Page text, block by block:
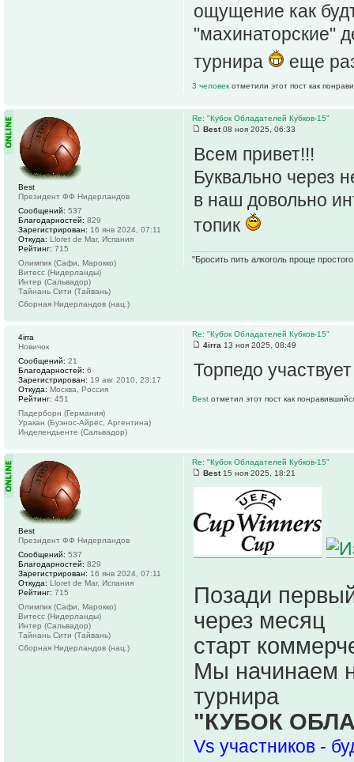
ощущение как
"махинаторские"
турнира
еще
3 человек отметили этот пост как
Re: "Кубок Обладателей Кубков-15"
Best08 ноя 2025, 06:33
Всем привет!!!
Буквально через
в наш довольно
топик
"Бросить пить алкоголь проще
Best
Президент ФФ Нидерландов
Сообщений: 537
Благодарностей: 829
Зарегистрирован: 16 янв 2024, 07:11
Откуда: Lloret de Mar, Испания
Рейтинг: 715
Олимпик (Сафи, Марокко)
Витесс (Нидерланды)
Интер (Сальвадор)
Тайнань Сити (Тайвань)
Сборная Нидерландов (нац.)
Re: "Кубок Обладателей Кубков-15"
4irra 13 ноя 2025, 08:49
Торпедо участвует
Best отметил этот пост как
4irra
Новичок
Сообщений: 21
Благодарностей: 6
Зарегистрирован: 19 авг 2010, 23:17
Откуда: Москва, Россия
Рейтинг: 451
Падерборн (Германия)
Уракан (Буэнос-Айрес, Аргентина)
Индепендьенте (Сальвадор)
Re: "Кубок Обладателей Кубков-15"
Best15 ноя 2025, 18:21
Позади
через месяц
старт
Мы начинаем
турнира
"КУБОК
Vs участников -
Best
Президент ФФ Нидерландов
Сообщений: 537
Благодарностей: 829
Зарегистрирован: 16 янв 2024, 07:11
Откуда: Lloret de Mar, Испания
Рейтинг: 715
Олимпик (Сафи, Марокко)
Витесс (Нидерланды)
Интер (Сальвадор)
Тайнань Сити (Тайвань)
Сборная Нидерландов (нац.)